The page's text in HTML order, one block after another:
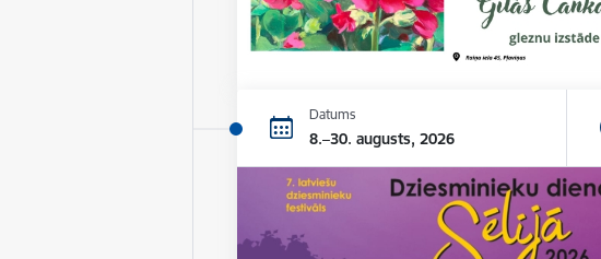
Datums
8.–30. augusts, 2026